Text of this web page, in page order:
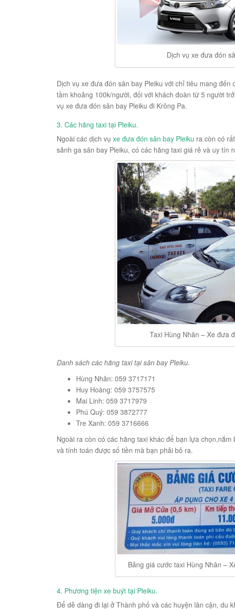
Dịch vụ xe đưa đón
Dịch vụ xe đưa đón sân bay Pleiku với chỉ tiêu mang
tầm khoảng 100k/người, đối với khách đoàn từ 5 người
vụ xe đưa đón sân bay Pleiku đi Krông Pa.
3. Các hãng taxi tại Pleiku.
Ngoài các dịch vụ xe đưa đón sân bay Pleiku ra còn có
sảnh ga sân bay Pleiku, có các hãng taxi giá rẻ và uy tín
Taxi Hùng Nhân – Xe đưa
Danh sách các hãng taxi tại sân bay Pleiku.
Hùng Nhân: 059 3717171
Huy Hoàng: 059 3757575
Mai Linh: 059 3717979
Phú Quý: 059 3872777
Tre Xanh: 059 3716666
Ngoài ra còn có các hãng taxi khác để bạn lựa
và tính toán được số tiền mà bạn phải bỏ ra.
Bảng giá cước taxi Hùng Nhân –
4. Phương tiện xe buýt tại Pleiku.
Để dễ dàng đi lại ở Thành phố và các huyện lân cận, du